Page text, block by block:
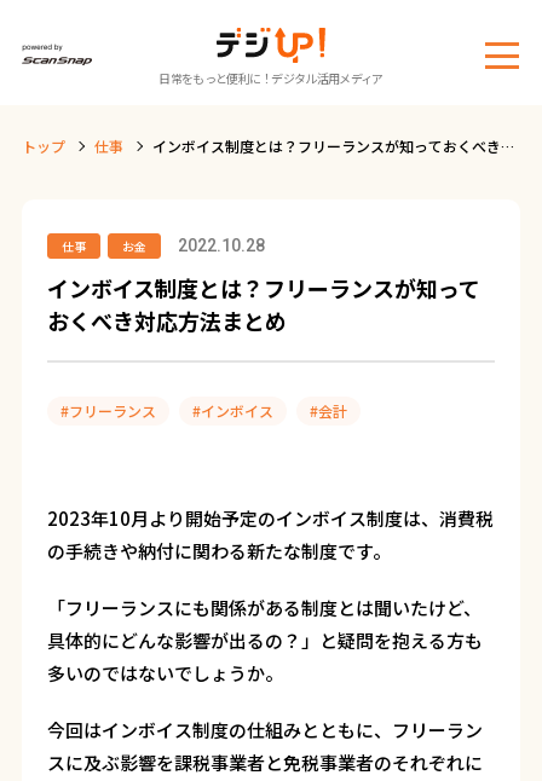
日常をもっと便利に！デジタル活用メディア
メ
ー
トップ 仕事
インボイス制度とは？フリーランスが知っておくべき対
仕事 お金 2022.10.28
インボイス制度とは？フリーランスが知って
おくべき対応方法まとめ
#フリーランス #インボイス #会計
2023年10月より開始予定のインボイス制度は、消費税
の手続きや納付に関わる新たな制度です。
「フリーランスにも関係がある制度とは聞いたけど、
具体的にどんな影響が出るの？」と疑問を抱える方も
多いのではないでしょうか。
今回はインボイス制度の仕組みとともに、フリーラン
スに及ぶ影響を課税事業者と免税事業者のそれぞれに